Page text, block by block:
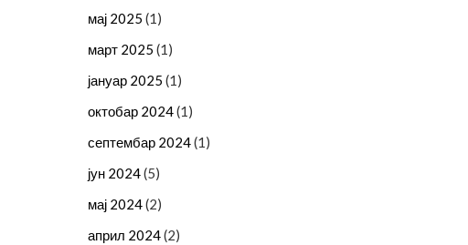
мај 2025 (1)
март 2025 (1)
јануар 2025 (1)
октобар 2024(1)
септембар 2024(1)
јун 2024(5)
мај 2024(2)
април 2024(2)